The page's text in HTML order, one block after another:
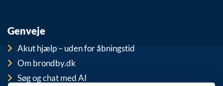
Genveje
Akut hjælp – uden for åbningstid
Om brondby.dk
Søg og chat med AI